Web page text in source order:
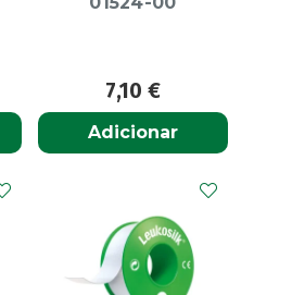
7,10 €
Adicionar